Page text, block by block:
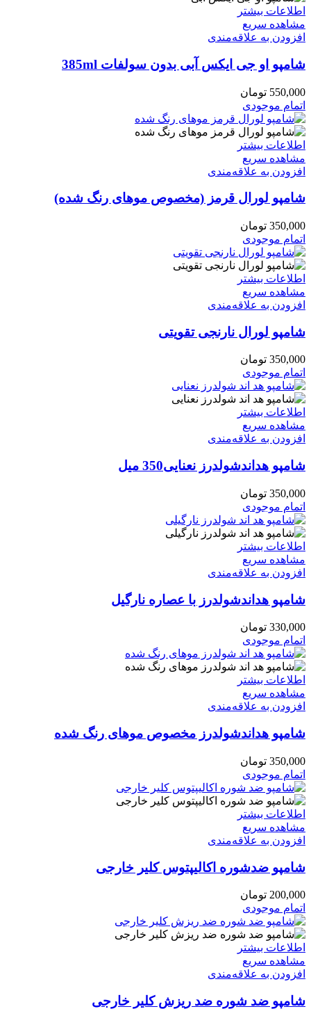
اطلاعات بیشتر
مشاهده سریع
افزودن به علاقه‌مندی
شامپو او جی ایکس آبی بدون سولفات 385ml
550,000 تومان
اتمام موجودی
اطلاعات بیشتر
مشاهده سریع
افزودن به علاقه‌مندی
شامپو لورال قرمز (مخصوص موهای رنگ شده)
350,000 تومان
اتمام موجودی
اطلاعات بیشتر
مشاهده سریع
افزودن به علاقه‌مندی
شامپو لورال نارنجی تقویتی
350,000 تومان
اتمام موجودی
اطلاعات بیشتر
مشاهده سریع
افزودن به علاقه‌مندی
شامپو هداندشولدرز نعنایی350 میل
350,000 تومان
اتمام موجودی
اطلاعات بیشتر
مشاهده سریع
افزودن به علاقه‌مندی
شامپو هداندشولدرز با عصاره نارگیل
330,000 تومان
اتمام موجودی
اطلاعات بیشتر
مشاهده سریع
افزودن به علاقه‌مندی
شامپو هداندشولدرز مخصوص موهای رنگ شده
350,000 تومان
اتمام موجودی
اطلاعات بیشتر
مشاهده سریع
افزودن به علاقه‌مندی
شامپو ضدشوره اکالیپتوس کلیر خارجی
200,000 تومان
اتمام موجودی
اطلاعات بیشتر
مشاهده سریع
افزودن به علاقه‌مندی
شامپو ضد شوره ضد ریزش کلیر خارجی